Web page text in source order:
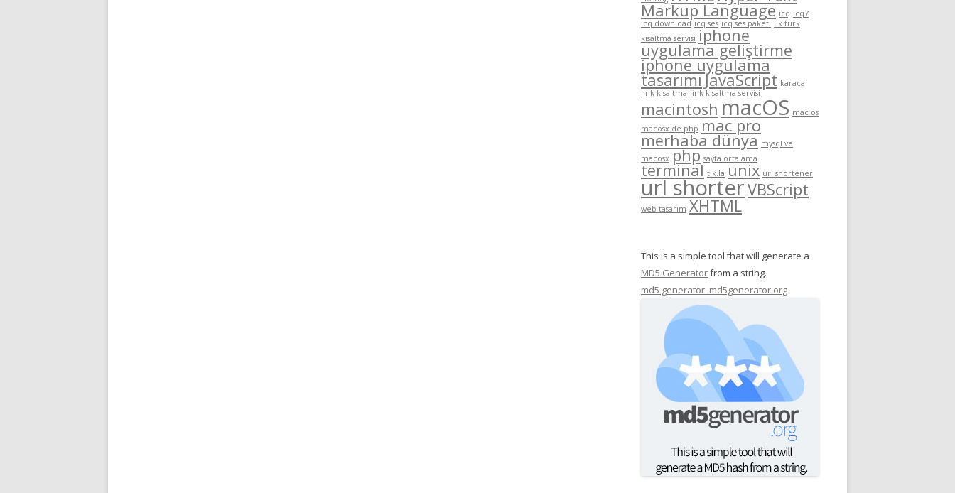
Markup Language icq icq7
icq download icq ses icq ses paketi ilk türk
kısaltma servisi iphone
uygulama geliştirme
iphone uygulama
tasarımı JavaScript karaca
link kısaltma link kısaltma servisi
macintosh macOS mac os
macosx de php mac pro
merhaba dünya mysql ve
macosx php sayfa ortalama
terminal tik.la unix url shortener
url shorterVBScript
web tasarım XHTML
This is a simple tool that will generate a
MD5 Generatorfrom a string.
md5 generator: md5generator.org